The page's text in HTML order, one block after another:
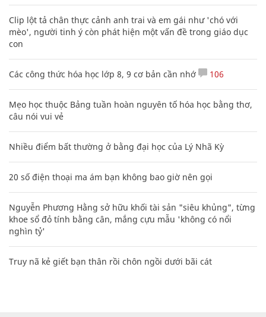
Clip lột tả chân thực cảnh anh trai và em gái như 'chó với
mèo', người tinh ý còn phát hiện một vấn đề trong giáo dục
con
Các công thức hóa học lớp 8, 9 cơ bản cần nhớ 106
Mẹo học thuộc Bảng tuần hoàn nguyên tố hóa học bằng thơ,
câu nói vui vẻ
Nhiều điểm bất thường ở bằng đại học của Lý Nhã Kỳ
20 số điện thoại ma ám bạn không bao giờ nên gọi
Nguyễn Phương Hằng sở hữu khối tài sản "siêu khủng", từng
khoe sổ đỏ tính bằng cân, mắng cựu mẫu 'không có nổi
nghìn tỷ'
Truy nã kẻ giết bạn thân rồi chôn ngồi dưới bãi cát